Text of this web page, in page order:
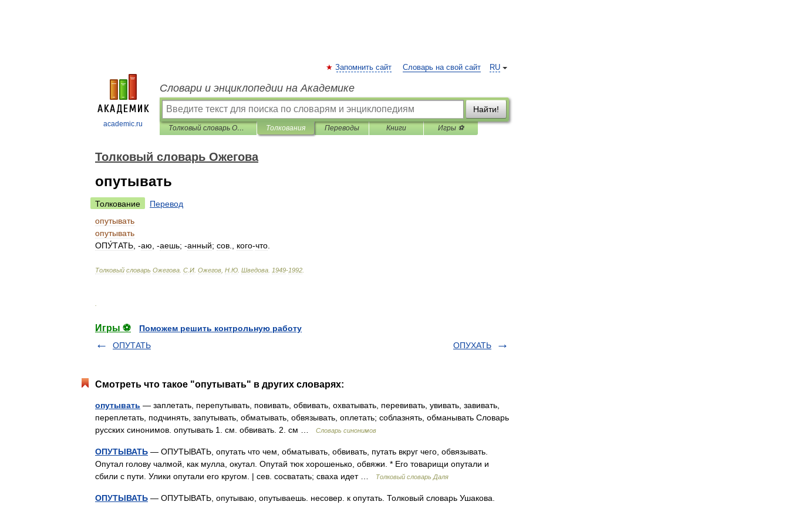
academic.ru
RU
Запомнить сайт Словарь на свой сайт
Словари и энциклопедии на Академике
Найти!
Толковый словарь Ожегова Толкования Переводы Книги Игры ⚽
Толковый словарь Ожегова
опутывать
Толкование
Перевод
опутывать
опутывать
ОПУ́ТАТЬ , -аю , -аешь; -анный; сов кого-что
Толковый словарь Ожегова С И Ожегов Н Ю Шведова 1949-1992
Игры ⚽
Поможем решить контрольную работу
ОПУТАТЬ
ОПУХАТЬ
Смотреть что такое "опутывать" в других словарях:
опутывать — заплетать, перепутывать, повивать, обвивать, охватывать, перевивать, увивать, завивать,
переплетать, подчинять, запутывать, обматывать, обвязывать, оплетать; соблазнять, обманывать Словарь
русских синонимов. опутывать 1. см. обвивать. 2. см …
Словарь синонимов
ОПУТЫВАТЬ — ОПУТЫВАТЬ, опутать что чем, обматывать, обвивать, путать вкруг чего, обвязывать.
Опутал голову чалмой, как мулла, окутал. Опутай тюк хорошенько, обвяжи. * Его товарищи опутали и
сбили с пути. Улики опутали его кругом. | сев. сосватать; сваха идет …
Толковый словарь Даля
ОПУТЫВАТЬ — ОПУТЫВАТЬ, опутываю, опутываешь. несовер. к опутать. Толковый словарь Ушакова.